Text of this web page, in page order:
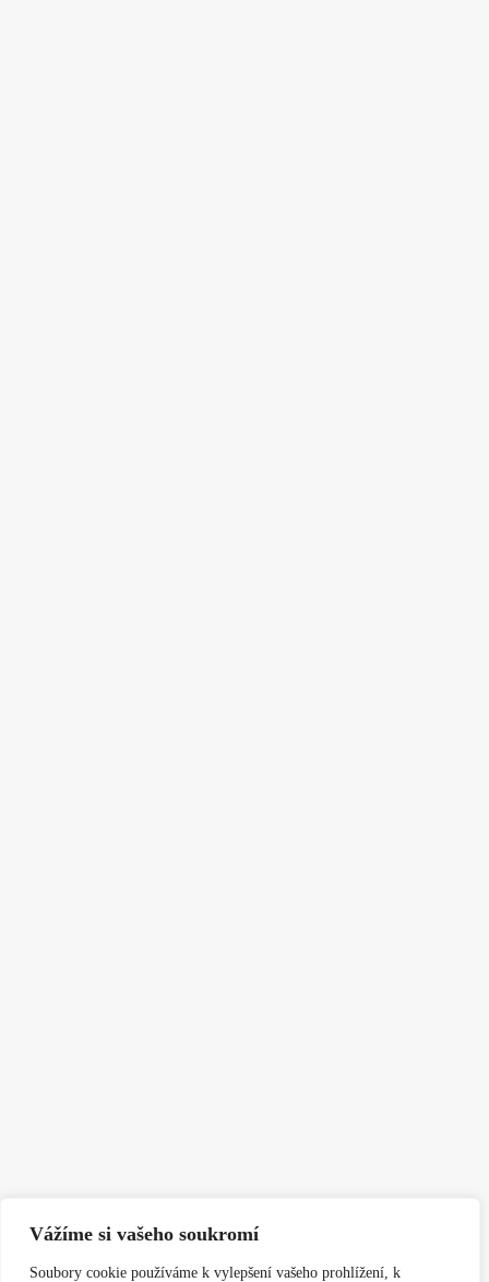
Vážíme si vašeho soukromí
Soubory cookie používáme k vylepšení vašeho prohlížení, k